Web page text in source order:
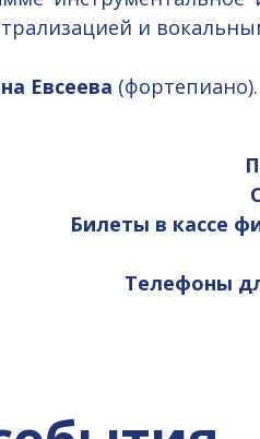
и
Евсеева (фортепиано).
Билеты в кассе
Телефоны